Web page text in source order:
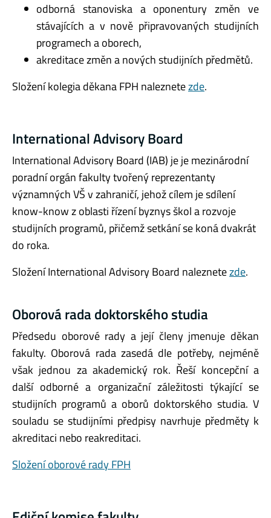
odborná stanoviska a oponentury změn ve
stávajících a v nově připravovaných studijních
programech a oborech,
akreditace změn a nových studijních předmětů.
Složení kolegia děkana FPH naleznetezde.
International Advisory Board
International Advisory Board (IAB) je je mezinárodní
poradní orgán fakulty tvořený reprezentanty
významných VŠ v zahraničí, jehož cílem je sdílení
know-know z oblasti řízení byznys škol a rozvoje
studijních programů, přičemž setkání se koná dvakrát
do roka.
Složení International Advisory Board naleznetezde.
Oborová rada doktorského studia
Předsedu oborové rady a její členy jmenuje děkan
fakulty. Oborová rada zasedá dle potřeby, nejméně
však jednou za akademický rok. Řeší koncepční a
další odborné a organizační záležitosti týkající se
studijních programů a oborů doktorského studia. V
souladu se studijními předpisy navrhuje předměty k
akreditaci nebo reakreditaci.
Složení oborové rady FPH